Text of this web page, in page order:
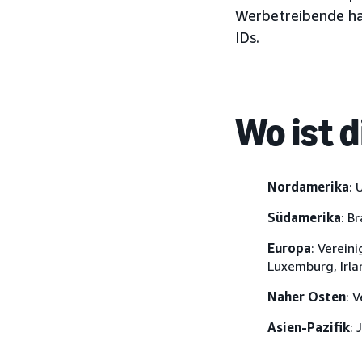
Werbetreibende
IDs.
Wo ist
Nordamerika:
Südamerika:
Europa:
Luxemburg,
Naher Osten:
Asien-Pazifik: